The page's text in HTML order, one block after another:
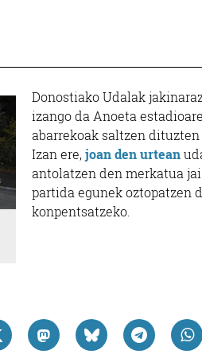
Donostiako Udalak
izango da Anoeta
abarrekoak saltzen
Izan ere,joan den urtean
antolatzen den merkatua
partida egunek oztopatzen
konpentsatzeko.